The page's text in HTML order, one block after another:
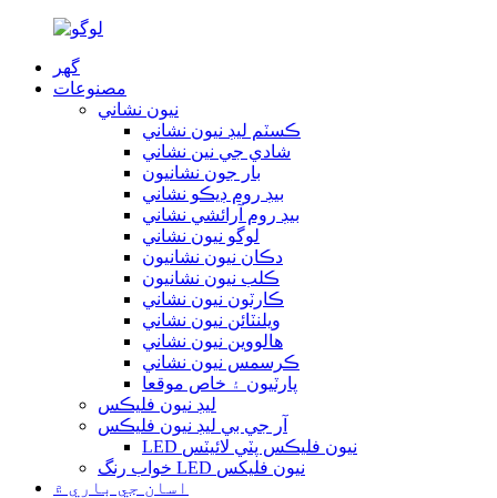
گهر
مصنوعات
نيون نشاني
ڪسٽم ليڊ نيون نشاني
شادي جي نين نشاني
بار جون نشانيون
بيڊ روم ڊيڪو نشاني
بيڊ روم آرائشي نشاني
لوگو نيون نشاني
دڪان نيون نشانيون
ڪلب نيون نشانيون
ڪارٽون نيون نشاني
ويلنٽائن نيون نشاني
هالووین نيون نشاني
ڪرسمس نيون نشاني
پارٽيون ۽ خاص موقعا
ليڊ نيون فليڪس
آر جي بي ليڊ نيون فليڪس
LED نيون فليڪس پٽي لائيٽس
خواب رنگ LED نيون فلیکس
اسان جي باري ۾